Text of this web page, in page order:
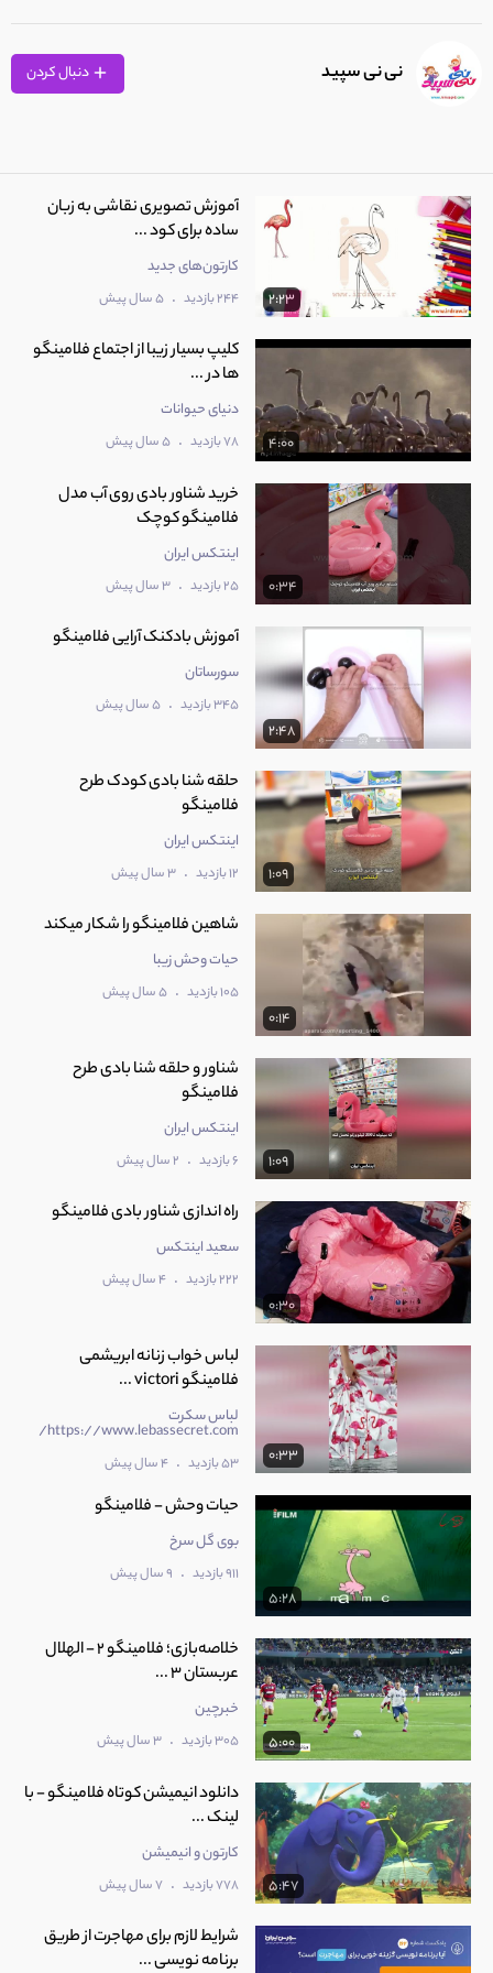
نی نی سپید
2:23
آموزش تصویری نقاشی به زبان
ساده برای کود ...
کارتون‌های جدید
244 بازدید . 5 سال پیش
4:00
کلیپ بسیار زیبا از اجتماع فلامینگو
ها در ...
دنیای حیوانات
78 بازدید . 5 سال پیش
0:34
خرید شناور بادی روی آب مدل
فلامینگو کوچک
اینتکس ایران
25 بازدید . 3 سال پیش
2:48
آموزش بادکنک آرایی فلامینگو
سورساتان
345 بازدید . 5 سال پیش
1:09
حلقه شنا بادی کودک طرح
فلامینگو
اینتکس ایران
12 بازدید . 3 سال پیش
0:14
شاهین فلامینگو را شکار میکند
حیات وحش زیبا
105 بازدید . 5 سال پیش
1:09
شناور و حلقه شنا بادی طرح
فلامینگو
اینتکس ایران
6 بازدید . 2 سال پیش
0:30
راه اندازی شناور بادی فلامینگو
سعید اینتکس
222 بازدید . 4 سال پیش
0:33
لباس خواب زنانه ابریشمی
فلامینگو victori ...
لباس سکرت
https://www.lebassecret.com/
53 بازدید . 4 سال پیش
5:28
بوی گل سرخ
911 بازدید . 9 سال پیش
5:00
خلاصه‌بازی؛ فلامینگو 2 - الهلال
عربستان 3 ...
خبرچین
305 بازدید . 3 سال پیش
5:47
دانلود انیمیشن کوتاه فلامینگو - با
لینک ...
کارتون و انیمیشن
778 بازدید . 7 سال پیش
شرایط لازم برای مهاجرت از طریق
برنامه نویسی ...